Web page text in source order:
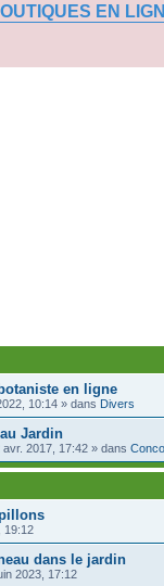
EN
en ligne
10:14 » dans Divers
Jardin
2017, 17:42 » dans
19:12
dans le jardin
2023, 17:12